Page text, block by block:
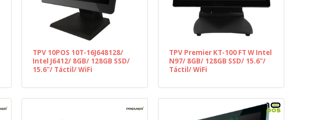
TPV 10POS 10T-16J648128/
Intel J6412/ 8GB/ 128GB SSD/
15.6"/ Táctil/ WiFi
TPV Premier KT-100 FT W Intel
N97/ 8GB/ 128GB SSD/ 15.6"/
Táctil/ WiFi